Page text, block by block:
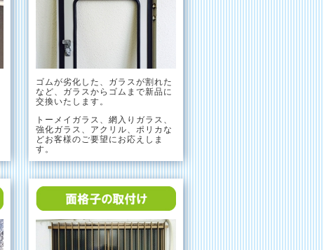
ゴムが劣化した、ガラスが割れた
など、ガラスからゴムまで新品に
交換いたします。
トーメイガラス、網入りガラス、
強化ガラス、アクリル、ポリカな
どお客様のご要望にお応えしま
す。